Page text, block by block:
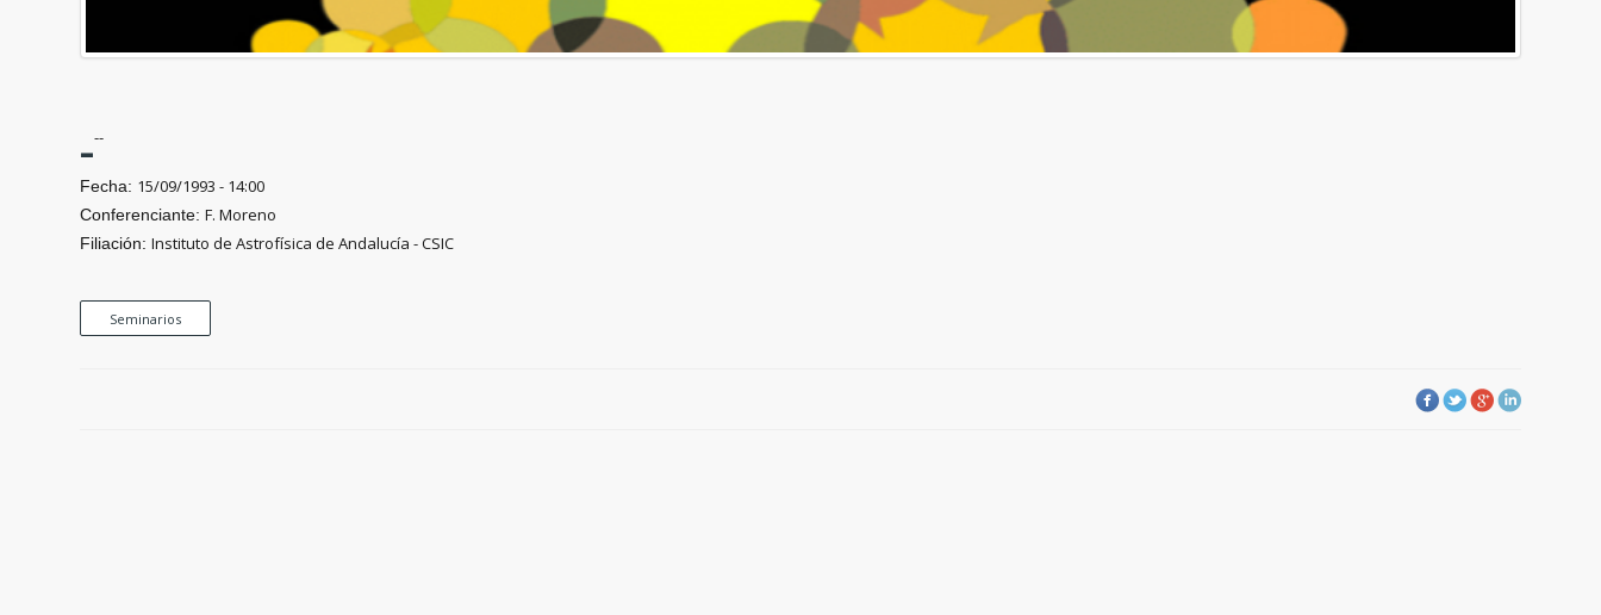
---
Fecha: 15/09/1993 - 14:00
Conferenciante:F. Moreno
Filiación:Instituto de Astrofísica de Andalucía - CSIC
Seminarios